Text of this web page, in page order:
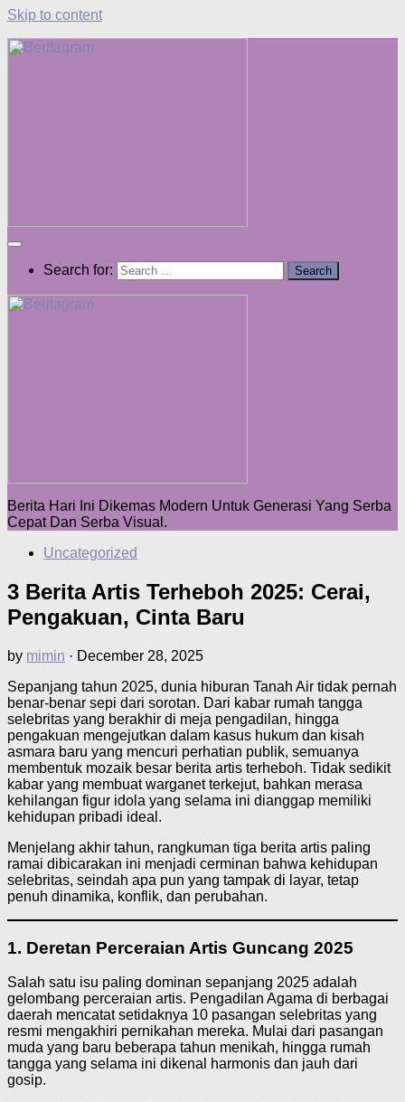
Skip to content
Search for:
Berita Hari Ini Dikemas Modern Untuk Generasi Yang Serba
Cepat Dan Serba Visual.
Uncategorized
3 Berita Artis Terheboh 2025: Cerai,
Pengakuan, Cinta Baru
by mimin · December 28, 2025
Sepanjang tahun 2025, dunia hiburan Tanah Air tidak pernah
benar-benar sepi dari sorotan. Dari kabar rumah tangga
selebritas yang berakhir di meja pengadilan, hingga
pengakuan mengejutkan dalam kasus hukum dan kisah
asmara baru yang mencuri perhatian publik, semuanya
membentuk mozaik besar berita artis terheboh. Tidak sedikit
kabar yang membuat warganet terkejut, bahkan merasa
kehilangan figur idola yang selama ini dianggap memiliki
kehidupan pribadi ideal.
Menjelang akhir tahun, rangkuman tiga berita artis paling
ramai dibicarakan ini menjadi cerminan bahwa kehidupan
selebritas, seindah apa pun yang tampak di layar, tetap
penuh dinamika, konflik, dan perubahan.
1. Deretan Perceraian Artis Guncang 2025
Salah satu isu paling dominan sepanjang 2025 adalah
gelombang perceraian artis. Pengadilan Agama di berbagai
daerah mencatat setidaknya 10 pasangan selebritas yang
resmi mengakhiri pernikahan mereka. Mulai dari pasangan
muda yang baru beberapa tahun menikah, hingga rumah
tangga yang selama ini dikenal harmonis dan jauh dari
gosip.